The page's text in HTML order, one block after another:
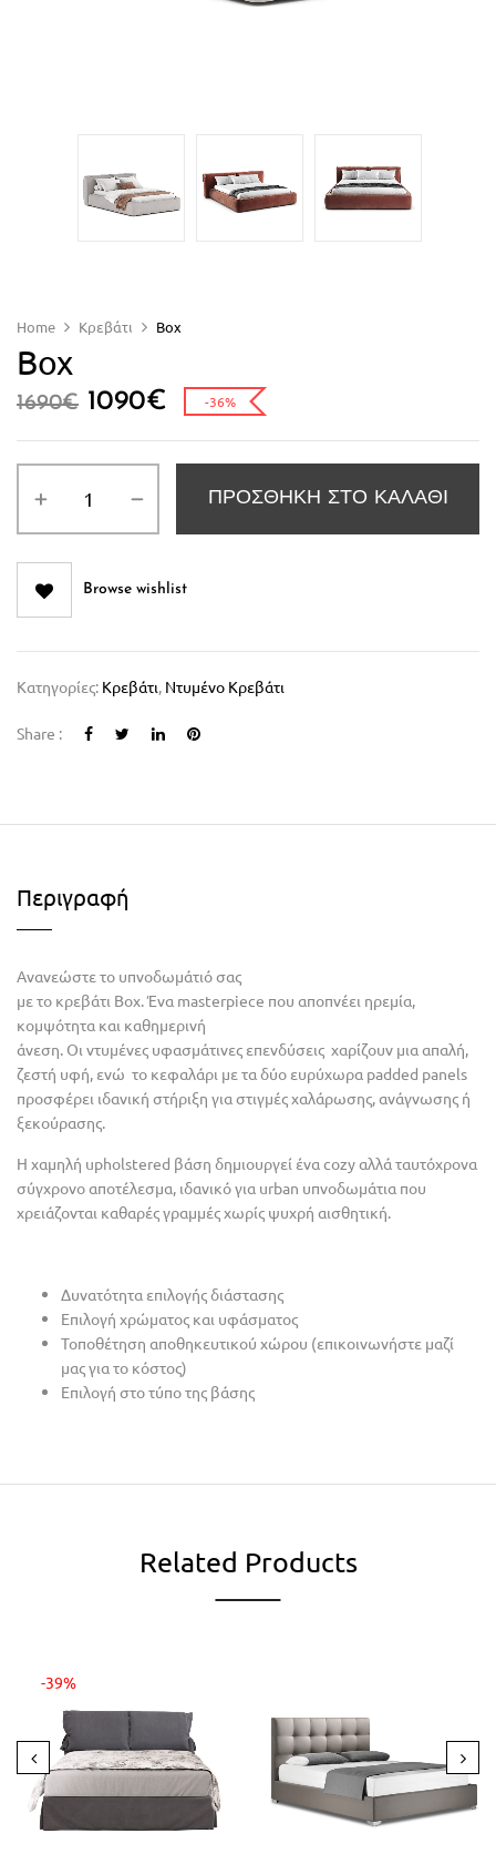
Home Κρεβάτι Box
Box
1690€ 1090€ -36%
ΠΡΟΣΘΉΚΗ ΣΤΟ ΚΑΛΆΘΙ
Browse wishlist
Κατηγορίες: Κρεβάτι, Ντυμένο Κρεβάτι
Share :
Περιγραφή
Ανανεώστε το υπνοδωμάτιό σας
με το κρεβάτι Box. Ένα masterpiece που αποπνέει ηρεμία,
κομψότητα και καθημερινή
άνεση. Οι ντυμένες υφασμάτινες επενδύσεις χαρίζουν μια απαλή,
ζεστή υφή, ενώ το κεφαλάρι με τα δύο ευρύχωρα padded panels
προσφέρει ιδανική στήριξη για στιγμές χαλάρωσης, ανάγνωσης ή
ξεκούρασης.
Η χαμηλή upholstered βάση δημιουργεί ένα cozy αλλά ταυτόχρονα
σύγχρονο αποτέλεσμα, ιδανικό για urban υπνοδωμάτια που
χρειάζονται καθαρές γραμμές χωρίς ψυχρή αισθητική.
Δυνατότητα επιλογής διάστασης
Επιλογή χρώματος και υφάσματος
Τοποθέτηση αποθηκευτικού χώρου (επικοινωνήστε μαζί
μας για το κόστος)
Επιλογή στο τύπο της βάσης
Related Products
-39%